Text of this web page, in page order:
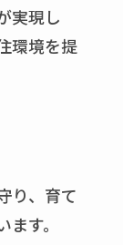
実現し
環境を提
り、育て
す。